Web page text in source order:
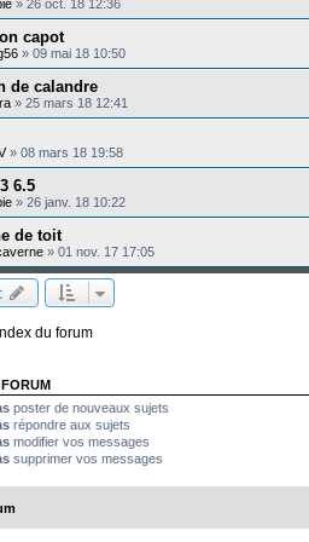
» 26 oct. 18 12:36
capot
» 09 mai 18 10:50
de calandre
» 25 mars 18 12:41
» 08 mars 18 19:58
6.5
» 26 janv. 18 10:22
de toit
» 01 nov. 17 17:05
du forum
poster de nouveaux sujets
répondre aux sujets
modifier vos messages
supprimer vos messages